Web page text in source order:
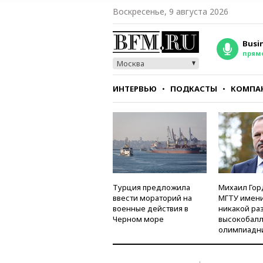
Воскресенье, 9 августа 2026
Москва
ИНТЕРВЬЮ ПОДКАСТЫ
СТИЛЬ ТЕСТЫ
Турция предложила
ввести мораторий на
военные действия в
Черном море
Михаил
МГТУ
никакой